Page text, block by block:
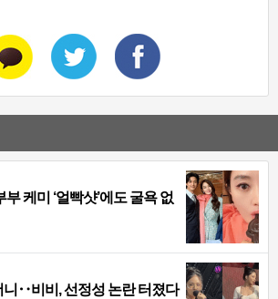
케미 ‘얼빡샷’에도 굴욕 없
니‥비비, 선정성 논란 터졌다